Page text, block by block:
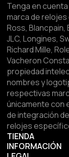
Tenga en
marca de relojes
Ross, Blancpain,
JLC, Longines,
Richard Mille,
Vacheron
propiedad
nombres y
respectivas
únicamente con
de integración
relojes
TIENDA
INFORMACIÓN